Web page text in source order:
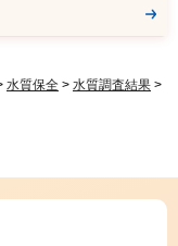
水質保全 > 水質調査結果 >